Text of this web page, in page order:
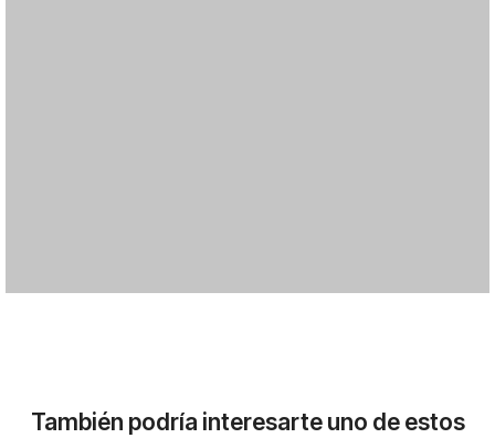
También podría interesarte uno de estos